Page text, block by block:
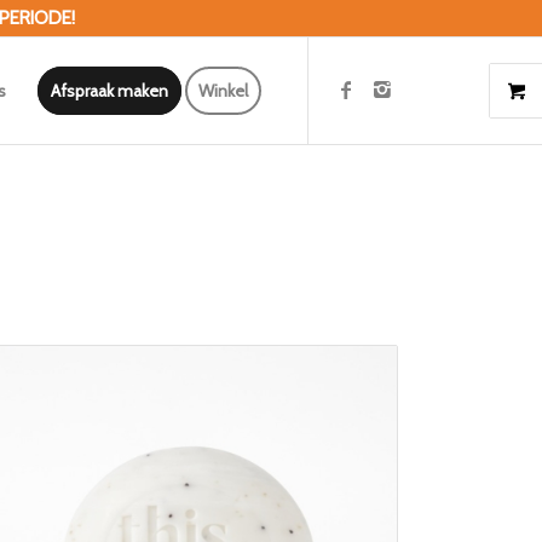
Afspraak maken Winkel